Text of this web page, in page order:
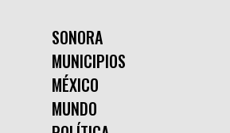
SONORA
MUNICIPIOS
MÉXICO
MUNDO